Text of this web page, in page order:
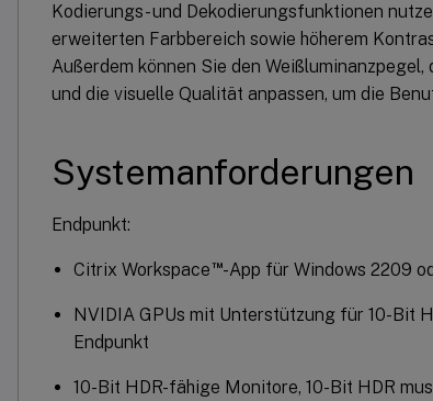
Kodierungs- und Dekodierungsfunktionen
erweiterten Farbbereich sowie höherem
Außerdem können Sie den
und die visuelle Qualität anpassen, um die
Systemanforderungen
Endpunkt:
Citrix Workspace™-App für Windows 2209
NVIDIA GPUs mit Unterstützung für 10-Bit
Endpunkt
10-Bit HDR-fähige Monitore, 10-Bit HDR